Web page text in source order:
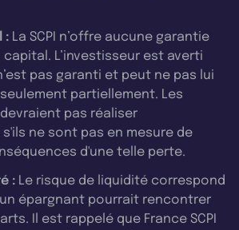
: La SCPI n’offre aucune garantie
L’investisseur est averti
pas garanti et peut ne pas lui
partiellement. Les
pas réaliser
ne sont pas en mesure de
d'une telle perte.
: Le risque de liquidité correspond
épargnant pourrait rencontrer
Il est rappelé que France SCPI